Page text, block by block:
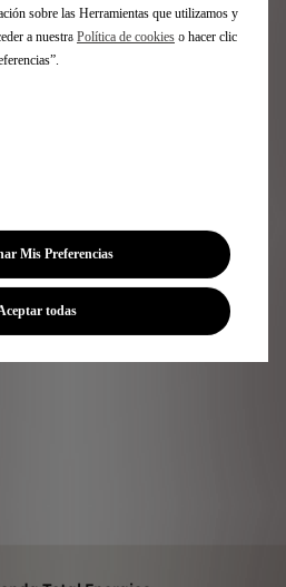
SUIZA
TURQUÍA
sobre las Herramientas que utilizamos y
a nuestra Política de cookies o hacer clic
Mis Preferencias
todas